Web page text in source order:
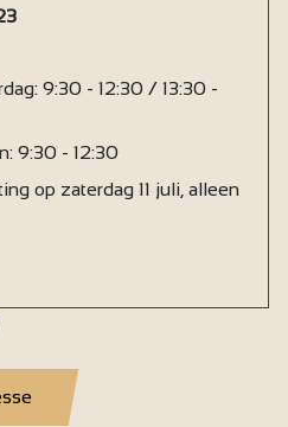
9:30 - 12:30 / 13:30 -
9:30 - 12:30
op zaterdag 11 juli, alleen